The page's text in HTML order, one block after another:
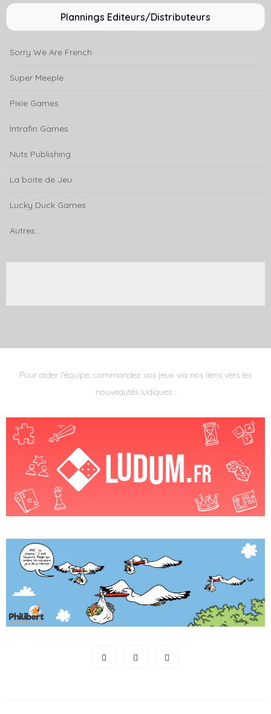
Plannings Editeurs/Distributeurs
Sorry We Are French
Super Meeple
Pixie Games
Intrafin Games
Nuts Publishing
La boite de Jeu
Lucky Duck Games
Autres...
Pour aider l'équipe, commandez vos jeux via nos liens vers les
nouveautés ludiques :